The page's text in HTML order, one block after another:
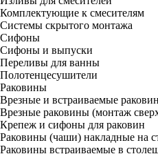
Комплектующие к смесителям
Системы скрытого монтажа
Сифоны
Сифоны и выпуски
Переливы для ванны
Полотенцесушители
Раковины
Врезные и встраиваемые
Врезные раковины (монтаж
Крепеж и сифоны для раковин
Раковины (чаши) накладные на
Раковины встраиваемые в